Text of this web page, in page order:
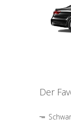
Der